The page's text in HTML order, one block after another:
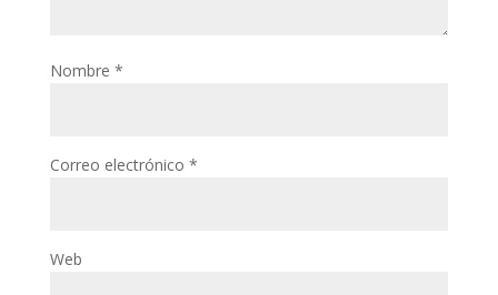
Nombre *
Correo electrónico *
Web